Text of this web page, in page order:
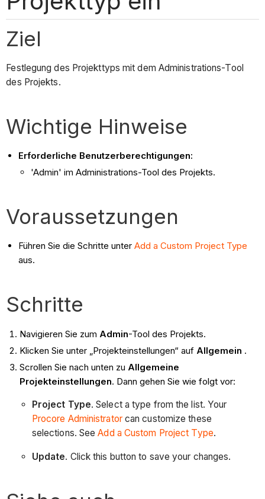
Ziel
Festlegung des Projekttyps mit dem Administrations-Tool
des Projekts.
Wichtige Hinweise
Erforderliche Benutzerberechtigungen:
'Admin' im Administrations-Tool des Projekts.
Voraussetzungen
Führen Sie die Schritte unterAdd a Custom Project Type
aus.
Schritte
Navigieren Sie zum Admin-Tool des Projekts.
Klicken Sie unter „Projekteinstellungen“ auf Allgemein .
Scrollen Sie nach unten zu Allgemeine
Projekteinstellungen. Dann gehen Sie wie folgt vor:
Project Type. Select a type from the list. Your
Procore Administratorcan customize these
selections. SeeAdd a Custom Project Type.
Update. Click this button to save your changes.